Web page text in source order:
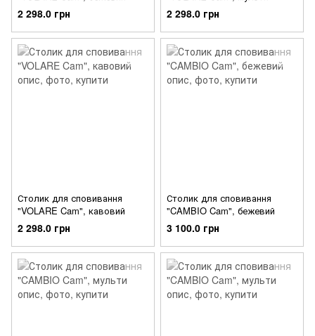
2 298.0 грн 2 298.0 грн
Столик для сповивання
"VOLARE Cam", кавовий
2 298.0 грн
Столик для сповивання
"CAMBIO Cam", бежевий
3 100.0 грн